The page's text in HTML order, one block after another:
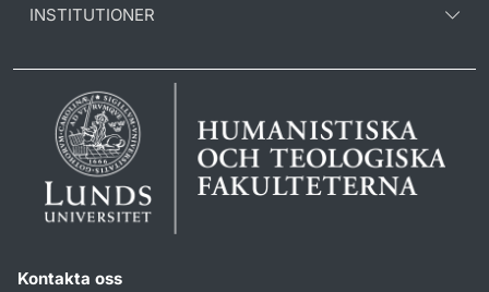
INSTITUTIONER
Kontakta oss